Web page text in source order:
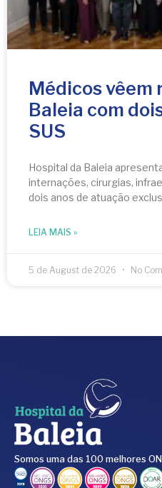
Médicos vêem
Baleia com
SUS
Hospital da Baleia
internações, cirurgias,
dois anos de atuação
LEIA MAIS »
5 de August de 2026 No
Somos uma das 100 melhores